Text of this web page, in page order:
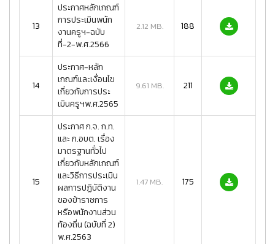
13
ประกาศหลักเกณฑ์
การประเมินพนัก
งานครูฯ-ฉบับ
ที่-2-พ.ศ.2566
2.12 MB. 188
14
ประกาศ-หลัก
เกณฑ์และเงื่อนไข
เกี่ยวกับการประ
เมินครูฯพ.ศ.2565
9.61 MB. 211
15
ประกาศ ก.จ. ก.ท.
และ ก.อบต. เรื่อง
มาตรฐานทั่วไป
เกี่ยวกับหลักเกณฑ์
และวิธีการประเมิน
ผลการปฏิบัติงาน
ของข้าราชการ
หรือพนักงานส่วน
ท้องถิ่น (ฉบับที่ 2)
พ.ศ.2563
1.47 MB. 175